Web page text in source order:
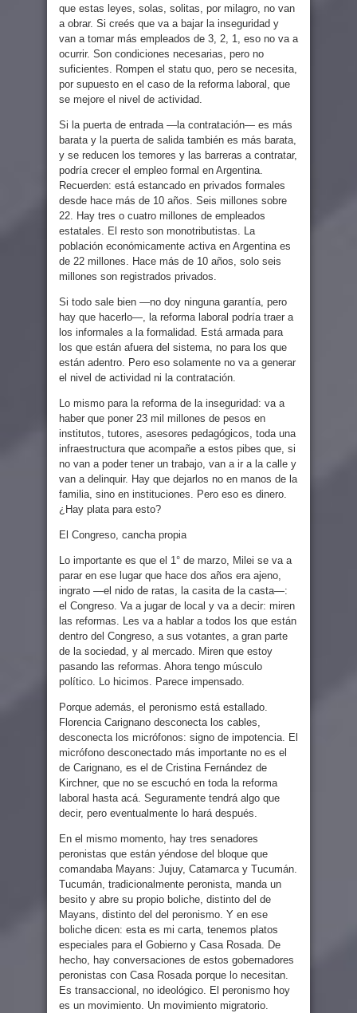
que estas leyes, solas, solitas, por milagro, no van
a obrar. Si creés que va a bajar la inseguridad y
van a tomar más empleados de 3, 2, 1, eso no va a
ocurrir. Son condiciones necesarias, pero no
suficientes. Rompen el statu quo, pero se necesita,
por supuesto en el caso de la reforma laboral, que
se mejore el nivel de actividad.
Si la puerta de entrada —la contratación— es más
barata y la puerta de salida también es más barata,
y se reducen los temores y las barreras a contratar,
podría crecer el empleo formal en Argentina.
Recuerden: está estancado en privados formales
desde hace más de 10 años. Seis millones sobre
22. Hay tres o cuatro millones de empleados
estatales. El resto son monotributistas. La
población económicamente activa en Argentina es
de 22 millones. Hace más de 10 años, solo seis
millones son registrados privados.
Si todo sale bien —no doy ninguna garantía, pero
hay que hacerlo—, la reforma laboral podría traer a
los informales a la formalidad. Está armada para
los que están afuera del sistema, no para los que
están adentro. Pero eso solamente no va a generar
el nivel de actividad ni la contratación.
Lo mismo para la reforma de la inseguridad: va a
haber que poner 23 mil millones de pesos en
institutos, tutores, asesores pedagógicos, toda una
infraestructura que acompañe a estos pibes que, si
no van a poder tener un trabajo, van a ir a la calle y
van a delinquir. Hay que dejarlos no en manos de la
familia, sino en instituciones. Pero eso es dinero.
¿Hay plata para esto?
El Congreso, cancha propia
Lo importante es que el 1° de marzo, Milei se va a
parar en ese lugar que hace dos años era ajeno,
ingrato —el nido de ratas, la casita de la casta—:
el Congreso. Va a jugar de local y va a decir: miren
las reformas. Les va a hablar a todos los que están
dentro del Congreso, a sus votantes, a gran parte
de la sociedad, y al mercado. Miren que estoy
pasando las reformas. Ahora tengo músculo
político. Lo hicimos. Parece impensado.
Porque además, el peronismo está estallado.
Florencia Carignano desconecta los cables,
desconecta los micrófonos: signo de impotencia. El
micrófono desconectado más importante no es el
de Carignano, es el de Cristina Fernández de
Kirchner, que no se escuchó en toda la reforma
laboral hasta acá. Seguramente tendrá algo que
decir, pero eventualmente lo hará después.
En el mismo momento, hay tres senadores
peronistas que están yéndose del bloque que
comandaba Mayans: Jujuy, Catamarca y Tucumán.
Tucumán, tradicionalmente peronista, manda un
besito y abre su propio boliche, distinto del de
Mayans, distinto del del peronismo. Y en ese
boliche dicen: esta es mi carta, tenemos platos
especiales para el Gobierno y Casa Rosada. De
hecho, hay conversaciones de estos gobernadores
peronistas con Casa Rosada porque lo necesitan.
Es transaccional, no ideológico. El peronismo hoy
es un movimiento. Un movimiento migratorio.